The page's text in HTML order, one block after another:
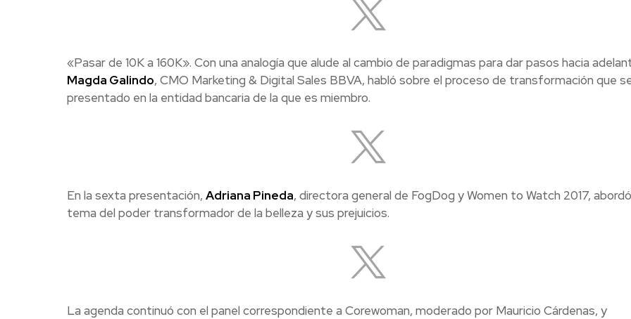
«Pasar de 10K a 160K». Con una analogía que alude al cambio de paradigmas para dar pasos hacia
Magda Galindo, CMO Marketing & Digital Sales BBVA, habló sobre el proceso de transformación que
presentado en la entidad bancaria de la que es miembro.
En la sexta presentación, Adriana Pineda, directora general de FogDog y Women to Watch 2017,
tema del poder transformador de la belleza y sus prejuicios.
La agenda continuó con el panel correspondiente a Corewoman, moderado por Mauricio Cárdenas, y